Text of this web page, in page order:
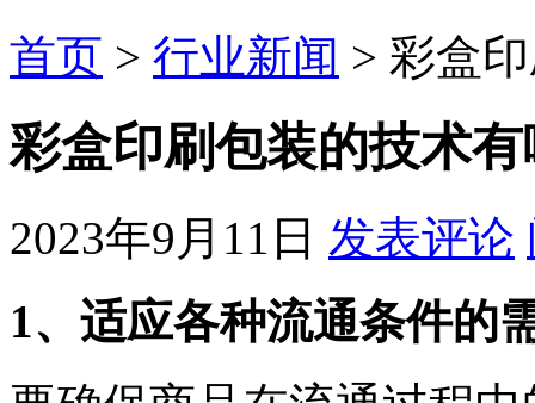
首页 > 行业新闻 > 彩盒
彩盒印刷包装的技术
2023年9月11日 发表评论
1、适应各种流通条件的